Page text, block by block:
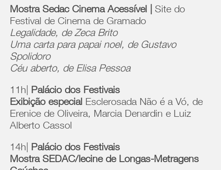
Mostra Sedac Cinema Acessível | Site do
Festival de Cinema de Gramado
Legalidade, de Zeca Brito
Uma carta para papai noel, de Gustavo
Spolidoro
Céu aberto, de Elisa Pessoa
11h| Palácio dos Festivais
Exibição especial Esclerosada Não é a Vó, de
Erenice de Oliveira, Marcia Denardin e Luiz
Alberto Cassol
14h| Palácio dos Festivais
Mostra SEDAC/Iecine de Longas-Metragens